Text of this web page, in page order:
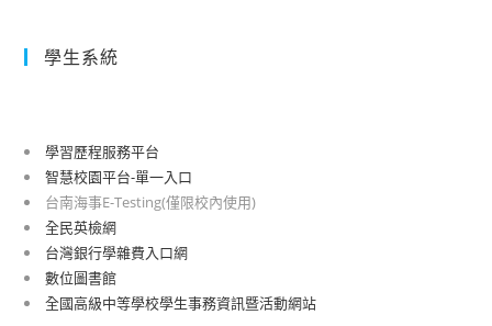
學生系統
學習歷程服務平台
智慧校園平台-單一入口
台南海事E-Testing(僅限校內使用)
全民英檢網
台灣銀行學雜費入口網
數位圖書館
全國高級中等學校學生事務資訊暨活動網站